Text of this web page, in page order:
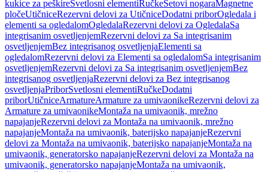
kukice za peškireSvetlosni elementiRučkeSetovi nogaraMagnetne
pločeUtičniceRezervni delovi za UtičniceDodatni priborOgledala i
elementi sa ogledalomOgledalaRezervni delovi za OgledalaSa
integrisanim osvetljenjemRezervni delovi za Sa integrisanim
osvetljenjemBez integrisanog osvetljenjaElementi sa
ogledalomRezervni delovi za Elementi sa ogledalomSa integrisanim
osvetljenjemRezervni delovi za Sa integrisanim osvetljenjemBez
integrisanog osvetljenjaRezervni delovi za Bez integrisanog
osvetljenjaPriborSvetlosni elementiRučkeDodatni
priborUtičniceArmatureArmature za umivaonikeRezervni delovi za
Armature za umivaonikeMontaža na umivaonik, mrežno
napajanjeRezervni delovi za Montaža na umivaonik, mrežno
napajanjeMontaža na umivaonik, baterijsko napajanjeRezervni
delovi za Montaža na umivaonik, baterijsko napajanjeMontaža na
umivaonik, generatorsko napajanjeRezervni delovi za Montaža na
umivaonik, generatorsko napajanjeMontaža na umivaonik,